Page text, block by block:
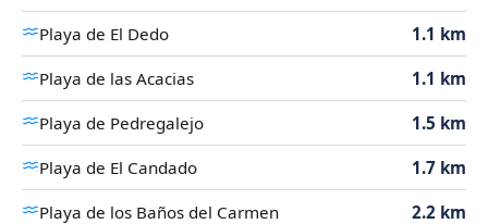
Playa de El Dedo 1.1 km
Playa de las Acacias 1.1 km
Playa de Pedregalejo 1.5 km
Playa de El Candado 1.7 km
Playa de los Baños del Carmen 2.2 km